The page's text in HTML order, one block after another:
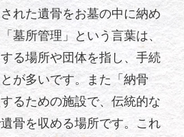
れた遺骨をお墓の中に納め
墓所管理」という言葉は、
る場所や団体を指し、手続
が多いです。また「納骨
るための施設で、伝統的な
骨を収める場所です。これ